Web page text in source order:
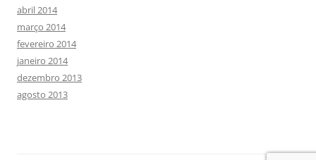
abril 2014
março 2014
fevereiro 2014
janeiro 2014
dezembro 2013
agosto 2013